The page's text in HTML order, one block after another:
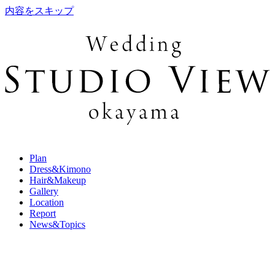
内容をスキップ
Plan
Dress&Kimono
Hair&Makeup
Gallery
Location
Report
News&Topics